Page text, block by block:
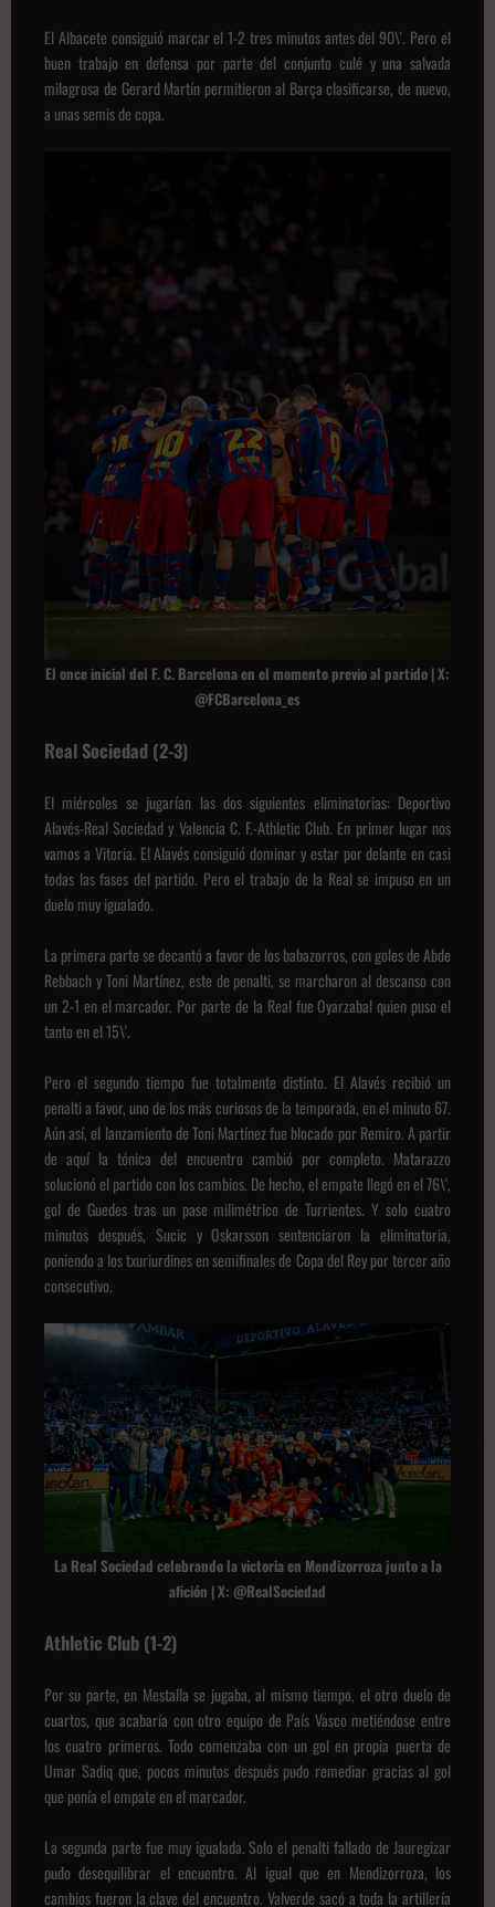
El Albacete consiguió marcar el 1-2 tres minutos antes del 90\'. Pero el
buen trabajo en defensa por parte del conjunto culé y una salvada
milagrosa de Gerard Martín permitieron al Barça clasificarse, de nuevo,
a unas semis de copa.
El once inicial del F. C. Barcelona en el momento previo al partido | X:
@FCBarcelona_es
Real Sociedad (2-3)
El miércoles se jugarían las dos siguientes eliminatorias: Deportivo
Alavés-Real Sociedad y Valencia C. F.-Athletic Club. En primer lugar nos
vamos a Vitoria. El Alavés consiguió dominar y estar por delante en casi
todas las fases del partido. Pero el trabajo de la Real se impuso en un
duelo muy igualado.
La primera parte se decantó a favor de los babazorros, con goles de Abde
Rebbach y Toni Martínez, este de penalti, se marcharon al descanso con
un 2-1 en el marcador. Por parte de la Real fue Oyarzabal quien puso el
tanto en el 15\'.
Pero el segundo tiempo fue totalmente distinto. El Alavés recibió un
penalti a favor, uno de los más curiosos de la temporada, en el minuto 67.
Aún así, el lanzamiento de Toni Martínez fue blocado por Remiro. A partir
de aquí la tónica del encuentro cambió por completo. Matarazzo
solucionó el partido con los cambios. De hecho, el empate llegó en el 76\',
gol de Guedes tras un pase milimétrico de Turrientes. Y solo cuatro
minutos después, Sucic y Oskarsson sentenciaron la eliminatoria,
poniendo a los txuriurdines en semifinales de Copa del Rey por tercer año
consecutivo.
La Real Sociedad celebrando la victoria en Mendizorroza junto a la
afición | X: @RealSociedad
Athletic Club (1-2)
Por su parte, en Mestalla se jugaba, al mismo tiempo, el otro duelo de
cuartos, que acabaría con otro equipo de País Vasco metiéndose entre
los cuatro primeros. Todo comenzaba con un gol en propia puerta de
Umar Sadiq que, pocos minutos después pudo remediar gracias al gol
que ponía el empate en el marcador.
La segunda parte fue muy igualada. Solo el penalti fallado de Jauregizar
pudo desequilibrar el encuentro. Al igual que en Mendizorroza, los
cambios fueron la clave del encuentro. Valverde sacó a toda la artillería